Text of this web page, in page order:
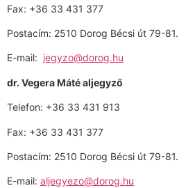
Fax: +36 33 431 377
Postacím: 2510 Dorog Bécsi út 79-81.
E-mail: jegyzo@dorog.hu
dr. Vegera Máté aljegyző
Telefon: +36 33 431 913
Fax: +36 33 431 377
Postacím: 2510 Dorog Bécsi út 79-81.
E-mail: aljegyezo@dorog.hu